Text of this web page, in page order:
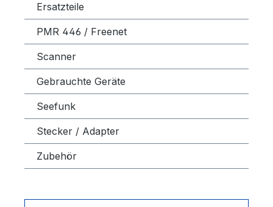
Ersatzteile
PMR 446 / Freenet
Scanner
Gebrauchte Geräte
Seefunk
Stecker / Adapter
Zubehör